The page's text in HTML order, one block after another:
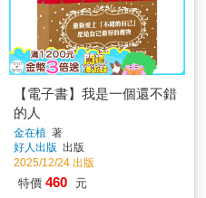
【電子書】我是一個還不錯
的人
金在植 著
好人出版 出版
2025/12/24 出版
特價 460 元